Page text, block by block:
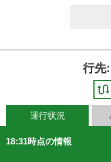
行先
運行状況
18:31時点の情報